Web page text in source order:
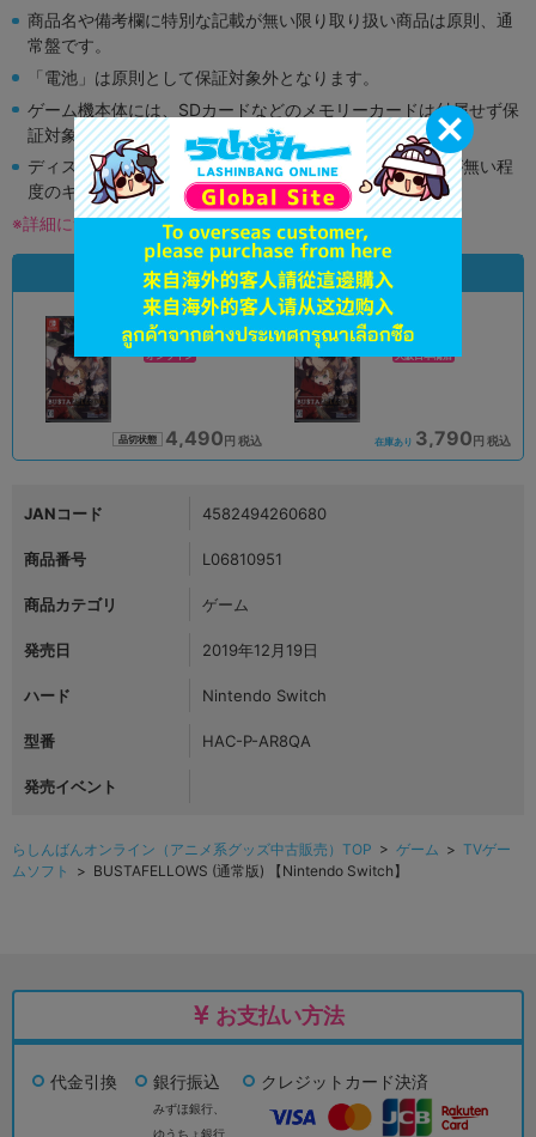
商品名や備考欄に特別な記載が無い限り取り扱い商品は原則、通
常盤です。
「電池」は原則として保証対象外となります。
ゲーム機本体には、SDカードなどのメモリーカードは付属せず保
証対象外となります。
ディスク類の読み取り面のキズに関しまして再生に支障が無い程
度のキズがある場合がございます。
※詳細につきましてはコチラ
状態違いの同一商品
状態 :A
オンライン
品切状態 4,490円 税込
状態 :
大阪日本橋店
在庫あり 3,790円 税込
JANコード 4582494260680
商品番号 L06810951
商品カテゴリ ゲーム
発売日 2019年12月19日
ハード Nintendo Switch
型番 HAC-P-AR8QA
発売イベント
らしんばんオンライン（アニメ系グッズ中古販売）TOP > ゲーム > TVゲー
ムソフト
> BUSTAFELLOWS (通常版) 【Nintendo Switch】
お支払い方法
代金引換 銀行振込
みずほ銀行、
ゆうちょ銀行
クレジットカード決済